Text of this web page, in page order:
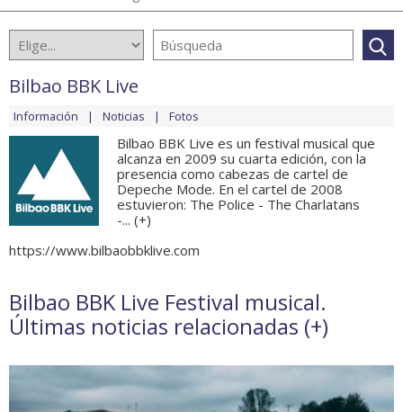
Bilbao BBK Live
Información Noticias Fotos
Bilbao BBK Live es un festival musical que
alcanza en 2009 su cuarta edición, con la
presencia como cabezas de cartel de
Depeche Mode. En el cartel de 2008
estuvieron: The Police - The Charlatans
-... (+)
https://www.bilbaobbklive.com
Bilbao BBK Live Festival musical.
Últimas noticias relacionadas (+)